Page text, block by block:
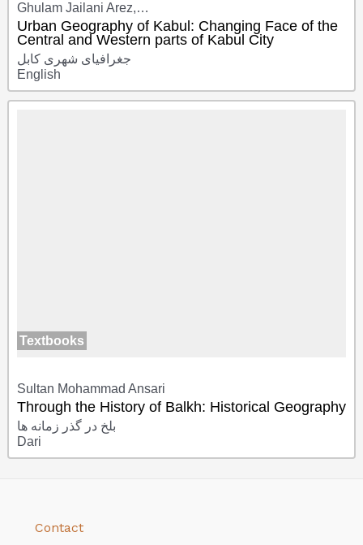
Ghulam Jailani Arez,…
Urban Geography of Kabul: Changing Face of the
Central and Western parts of Kabul City
جغرافیای شهری کابل
English
Textbooks
Sultan Mohammad Ansari
Through the History of Balkh: Historical Geography
بلخ در گذر زمانه ها
Dari
Contact